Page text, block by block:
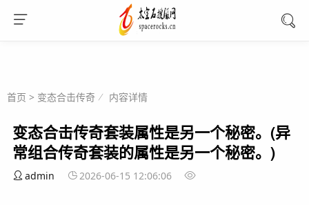
首页 > 变态合击传奇 内容详情
变态合击传奇套装属性是另一个秘密。(异
常组合传奇套装的属性是另一个秘密。)
admin 2026-06-15 12:06:06